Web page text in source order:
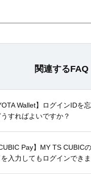
関連するFAQ
Wallet】ログインIDを
すればよいですか？
Pay】MY TS CUBIC
入力してもログインできま